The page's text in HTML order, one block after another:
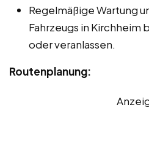
Regelmäßige Wartung
Fahrzeugs in Kirchheim
oder veranlassen.
Routenplanung: